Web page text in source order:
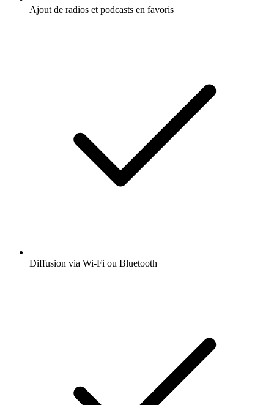
Ajout de radios et podcasts en favoris
Diffusion via Wi-Fi ou Bluetooth